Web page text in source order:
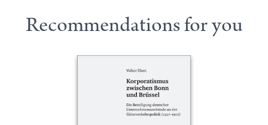
Recommendations for you